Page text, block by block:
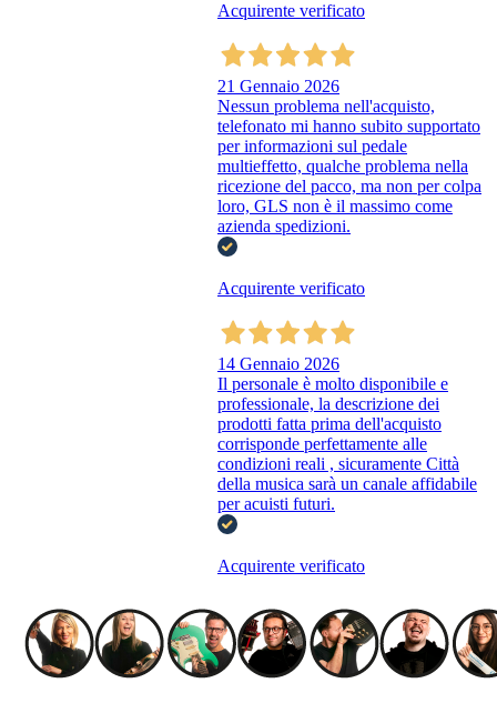
Acquirente verificato
21 Gennaio 2026
Nessun problema nell'acquisto,
telefonato mi hanno subito supportato
per informazioni sul pedale
multieffetto, qualche problema nella
ricezione del pacco, ma non per colpa
loro, GLS non è il massimo come
azienda spedizioni.
Acquirente verificato
14 Gennaio 2026
Il personale è molto disponibile e
professionale, la descrizione dei
prodotti fatta prima dell'acquisto
corrisponde perfettamente alle
condizioni reali , sicuramente Città
della musica sarà un canale affidabile
per acuisti futuri.
Acquirente verificato